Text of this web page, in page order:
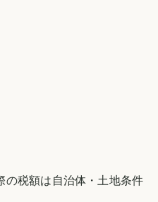
の税額は自治体・土地条件